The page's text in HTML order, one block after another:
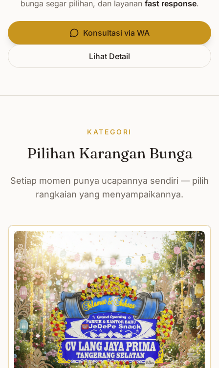
bunga segar pilihan, dan layanan fast response.
Konsultasi via WA
Lihat Detail
KATEGORI
Pilihan Karangan Bunga
Setiap momen punya ucapannya sendiri — pilih
rangkaian yang menyampaikannya.